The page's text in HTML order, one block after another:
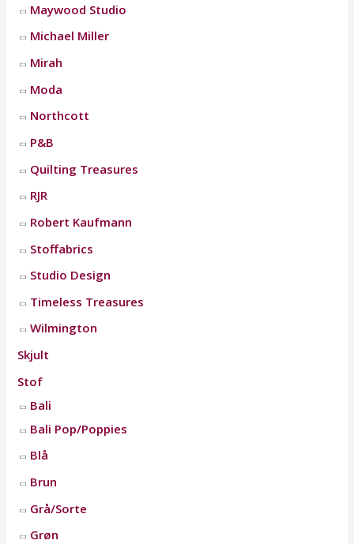
Maywood Studio
Michael Miller
Mirah
Moda
Northcott
P&B
Quilting Treasures
RJR
Robert Kaufmann
Stoffabrics
Studio Design
Timeless Treasures
Wilmington
Skjult
Stof
Bali
Bali Pop/Poppies
Blå
Brun
Grå/Sorte
Grøn